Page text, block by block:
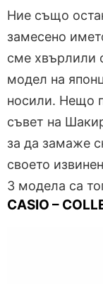
Ние също
замесено
сме хвърлили
модел на
носили. Нещо
съвет на
за да замаже
своето
3 модела са
CASIO –